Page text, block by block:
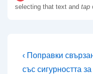
selecting that text and tap
Навигация
Предишна
публикация
‹ Поправки
със сигурността за